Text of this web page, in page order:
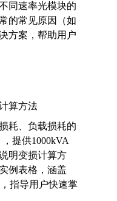
同速率光模块的
的常见原因（如
方案，帮助用户
算方法
耗、负载损耗的
提供1000kVA
明变损计算方
例表格，涵盖
指导用户快速掌